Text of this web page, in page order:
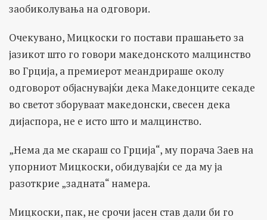
заобиколувања на одговори.
Очекувано, Мицкоски го постави прашањето за
јазикот што го говори македонското малцинство
во Грција, а премиерот меандрираше околу
одговорот објаснувајќи дека Македонците секаде
во светот зборуваат македонски, свесен дека
дијаспора, не е исто што и малцинство.
„Нема да ме скараш со Грција“, му порача Заев на
упорниот Мицкоски, обидувајќи се да му ја
разоткрие „задната“ намера.
Мицкоски, пак, не срочи јасен став дали би го